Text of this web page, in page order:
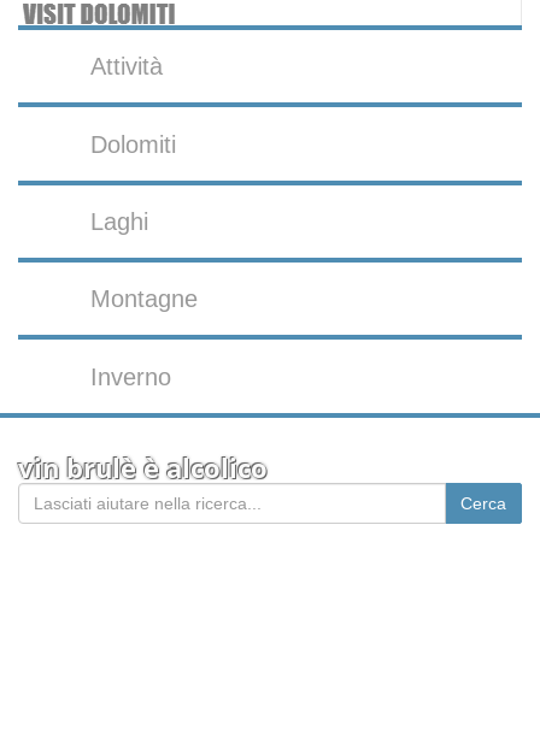
Attività
Dolomiti
Laghi
Montagne
Inverno
vin brulè è alcolico